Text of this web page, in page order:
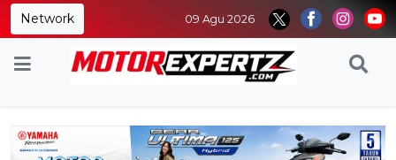
Network 09 Agu 2026